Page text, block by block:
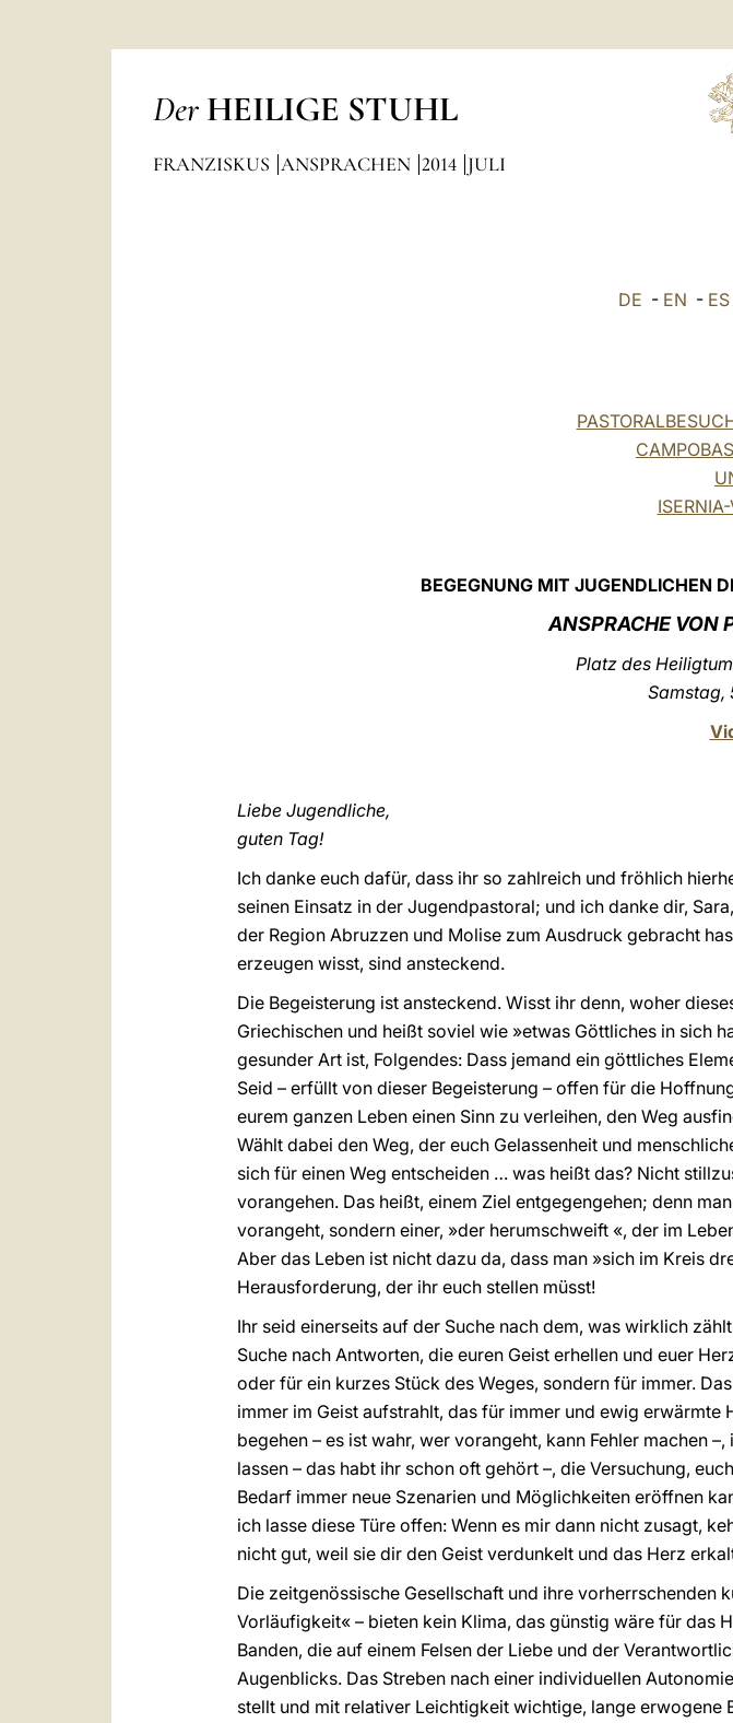
Der HEILIGE STUHL
FRANZISKUS ANSPRACHEN 2014 JULI
DE - EN - ES
BEGEGNUNG MIT JUGENDLICHEN
ANSPRACHE VON
Platz des
Samstag,
Liebe Jugendliche,
guten Tag!
Ich danke euch dafür, dass ihr so zahlreich und fröhlich
seinen Einsatz in der Jugendpastoral; und ich danke dir,
der Region Abruzzen und Molise zum Ausdruck gebracht
erzeugen wisst, sind ansteckend.
Die Begeisterung ist ansteckend. Wisst ihr denn, woher
Griechischen und heißt soviel wie »etwas Göttliches in sich
gesunder Art ist, Folgendes: Dass jemand ein göttliches
Seid – erfüllt von dieser Begeisterung – offen für die
eurem ganzen Leben einen Sinn zu verleihen, den Weg
Wählt dabei den Weg, der euch Gelassenheit und
sich für einen Weg entscheiden … was heißt das? Nicht
vorangehen. Das heißt, einem Ziel entgegengehen; denn
vorangeht, sondern einer, »der herumschweift «, der im
Aber das Leben ist nicht dazu da, dass man »sich im Kreis
Herausforderung, der ihr euch stellen müsst!
Ihr seid einerseits auf der Suche nach dem, was wirklich
Suche nach Antworten, die euren Geist erhellen und euer
oder für ein kurzes Stück des Weges, sondern für immer.
immer im Geist aufstrahlt, das für immer und ewig
begehen – es ist wahr, wer vorangeht, kann Fehler machen
lassen – das habt ihr schon oft gehört –, die Versuchung,
Bedarf immer neue Szenarien und Möglichkeiten eröffnen
ich lasse diese Türe offen: Wenn es mir dann nicht zusagt,
nicht gut, weil sie dir den Geist verdunkelt und das Herz
Die zeitgenössische Gesellschaft und ihre vorherrschenden
Vorläufigkeit« – bieten kein Klima, das günstig wäre für das
Banden, die auf einem Felsen der Liebe und der
Augenblicks. Das Streben nach einer individuellen
stellt und mit relativer Leichtigkeit wichtige, lange